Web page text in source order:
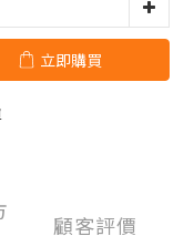
立即購買
顧客評價